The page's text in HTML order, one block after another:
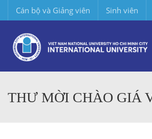
Cán bộ và Giảng viên Sinh viên
THƯ MỜI CHÀO GIÁ